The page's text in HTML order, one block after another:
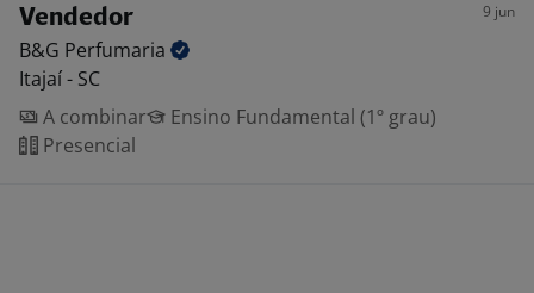
Vendedor 9 jun
B&G Perfumaria
Itajaí - SC
A combinar
Ensino Fundamental (1º grau)
Presencial